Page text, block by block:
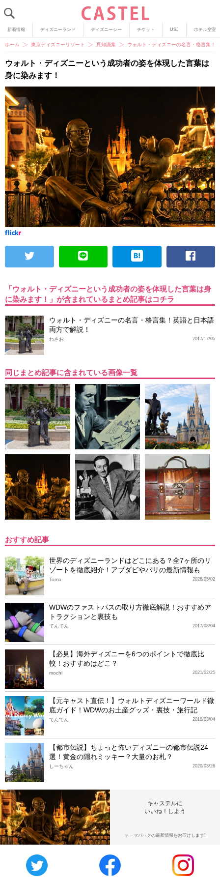
新着情報 ディズニーランド ディズニーシー チケット USJ ホテル空室
ホーム 東京ディズニーリゾート 豆知識集 ウォルト・ディズニーの名言・格言集！
ウォルト・ディズニーという成功者の姿を体現した言葉は
身に染みます！
「ウォルト・ディズニーという成功者の姿を体現した言葉は身
に染みます！」が含まれているまとめ記事はコチラ
ウォルト・ディズニーの名言・格言集！英語と日本語
両方で解説！
2017/12/05
わさお
同じまとめ記事に含まれている画像一覧
おすすめ記事
世界のディズニーランドはどこにある？全7ヶ所のリ
ゾートを徹底紹介！アブダビやパリの最新情報も
2026/05/02
Tomo
WDWのファストパスの取り方徹底解説！おすすめア
トラクションと裏技も
2017/08/04
てんてん
【必見】海外ディズニーを6つのポイントで徹底比
較！おすすめはどこ？
2021/02/25
mochi
【元キャスト直伝！】ウォルトディズニーワールド徹
底ガイド！WDWのお土産グッズ・裏技・旅行記
2018/03/04
てんてん
【都市伝説】ちょっと怖いディズニーの都市伝説24
選！黄金の隠れミッキー？大量のお札？
2020/03/26
しーちゃん
キャステルに
いいね！しよう
テーマパークの最新情報をお届けします!